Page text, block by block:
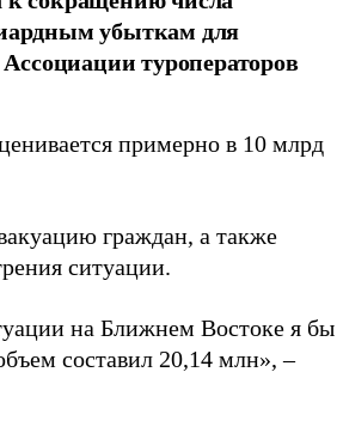
убыткам для
туроператоров
примерно в 10 млрд
граждан, а также
ситуации.
на Ближнем Востоке я бы
составил 20,14 млн», –